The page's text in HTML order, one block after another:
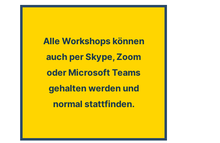
Alle Workshops können
auch per Skype, Zoom
oder Microsoft Teams
gehalten werden und
normal stattfinden.